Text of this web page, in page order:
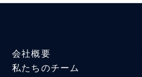
会社概要
私たちのチーム